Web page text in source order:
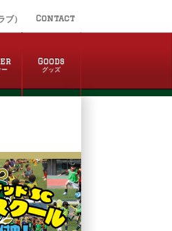
） Contact
ー
Goods
グッズ